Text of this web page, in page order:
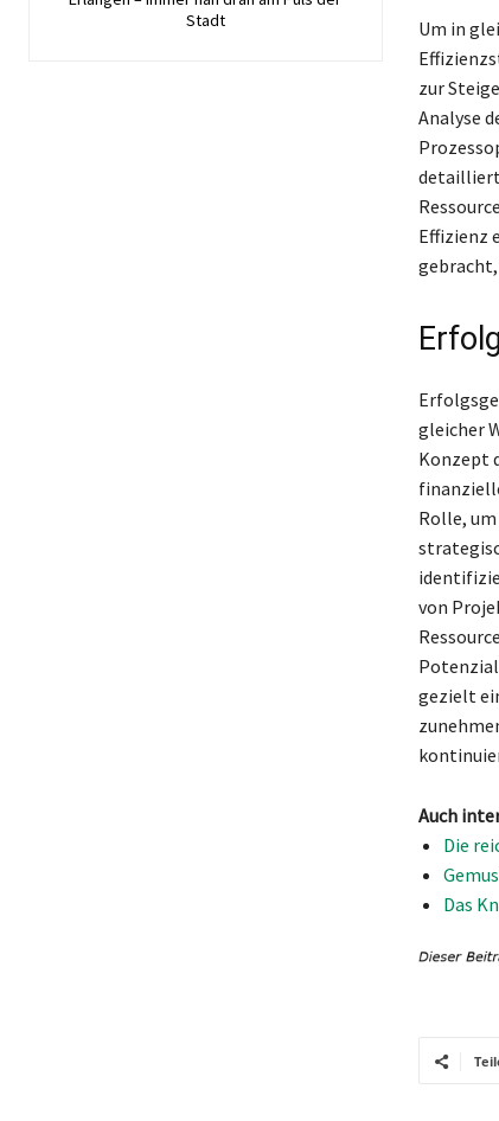
Stadt
Um in
zur
Analyse
Effizienz
gleicher
Konzept
Rolle,
von
gezielt
Auch
Die
Das